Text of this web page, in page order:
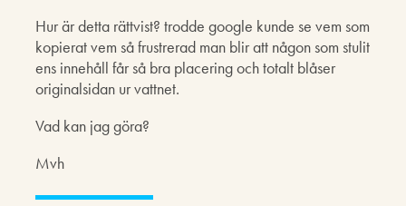
Hur är detta rättvist? trodde google kunde se vem som
kopierat vem så frustrerad man blir att någon som stulit
ens innehåll får så bra placering och totalt blåser
originalsidan ur vattnet.
Vad kan jag göra?
Mvh